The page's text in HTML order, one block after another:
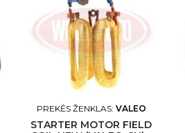
PREKĖS ŽENKLAS: VALEO
STARTER MOTOR FIELD